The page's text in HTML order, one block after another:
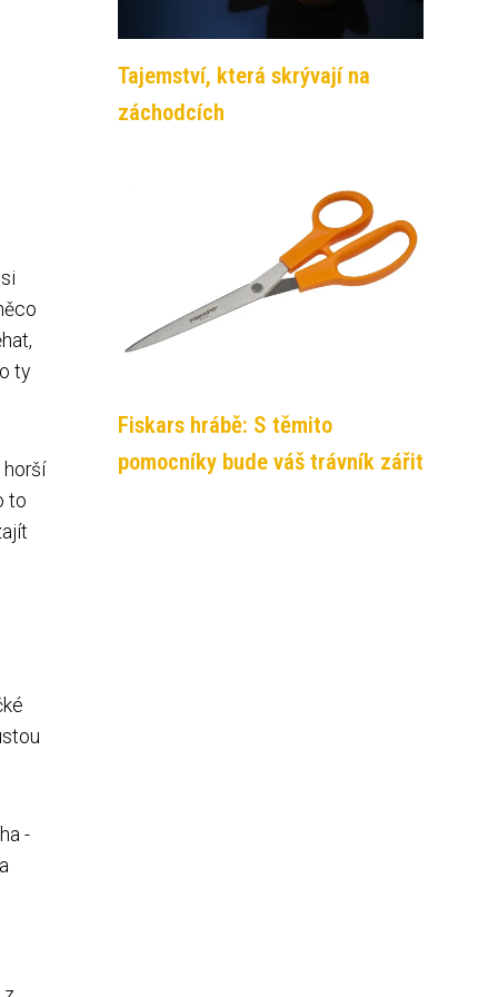
ty
horší
to
-
Tajemství, která skrývají na
záchodcích
Fiskars hrábě: S těmito
pomocníky bude váš trávník zářit